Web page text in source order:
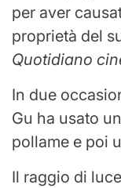
per aver
proprietà del
Quotidiano
In due
Gu ha usato
pollame e poi
Il raggio di